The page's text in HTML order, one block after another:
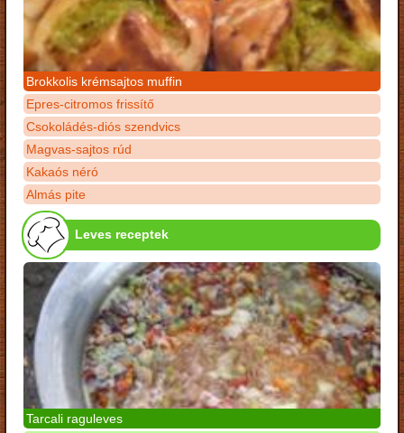
Brokkolis krémsajtos muffin
Epres-citromos frissítő
Csokoládés-diós szendvics
Magvas-sajtos rúd
Kakaós néró
Almás pite
Leves receptek
Tarcali raguleves